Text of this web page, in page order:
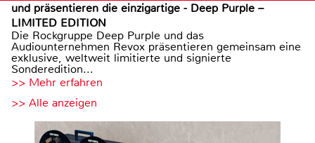
und präsentieren die einzigartige - Deep Purple –
LIMITED EDITION
Die Rockgruppe Deep Purple und das
Audiounternehmen Revox präsentieren gemeinsam eine
exklusive, weltweit limitierte und signierte
Sonderedition...
>> Mehr erfahren
>> Alle anzeigen